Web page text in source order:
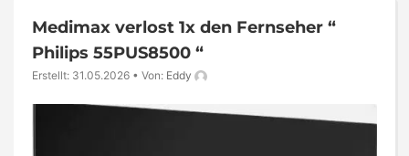
Medimax verlost 1x den Fernseher “
Philips 55PUS8500 “
Erstellt: 31.05.2026 • Von: Eddy